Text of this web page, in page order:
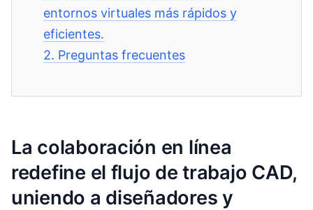
entornos virtuales más rápidos y
eficientes.
2. Preguntas frecuentes
La colaboración en línea
redefine el flujo de trabajo CAD,
uniendo a diseñadores y